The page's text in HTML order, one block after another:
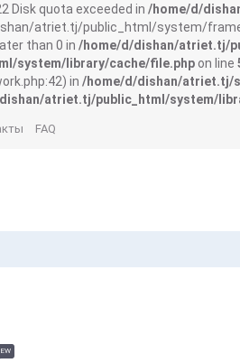
Disk quota exceeded in /home/d/
atriet.tj/public_html/system/
than 0 in /home/d/dishan/atriet.tj/
system/library/cache/file.php on line
in /home/d/dishan/
atriet.tj/public_html/system/
FAQ